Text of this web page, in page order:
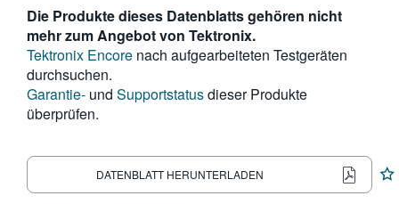
VIỆT NAM
简体中文
日本語
Die Produkte dieses Datenblatts gehören nicht
mehr zum Angebot von Tektronix.
Tektronix Encore nach aufgearbeiteten Testgeräten
durchsuchen.
Garantie- und Supportstatusdieser Produkte
überprüfen.
DATENBLATT HERUNTERLADEN